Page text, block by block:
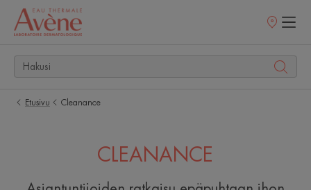
Myyntipisteet
Etusivu Cleanance
CLEANANCE